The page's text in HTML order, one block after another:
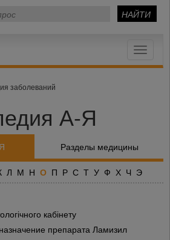
Toggle
заболеваний
А-Я
Разделы медицины
Л М Н О П Р С Т У Ф Х Ч Э
кабінету
препарата Ламизил